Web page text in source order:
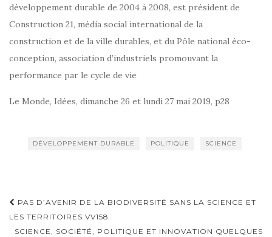
développement durable de 2004 à 2008, est président de
Construction 21, média social international de la
construction et de la ville durables, et du Pôle national éco-
conception, association d’industriels promouvant la
performance par le cycle de vie
Le Monde, Idées, dimanche 26 et lundi 27 mai 2019, p28
DÉVELOPPEMENT DURABLE POLITIQUE SCIENCE
Navigation
d'article
PAS D’AVENIR DE LA BIODIVERSITÉ SANS LA SCIENCE ET
LES TERRITOIRES VV158
SCIENCE, SOCIÉTÉ, POLITIQUE ET INNOVATION QUELQUES